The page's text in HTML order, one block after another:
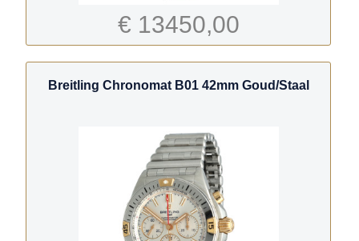
€ 13450,00
Breitling Chronomat B01 42mm Goud/Staal